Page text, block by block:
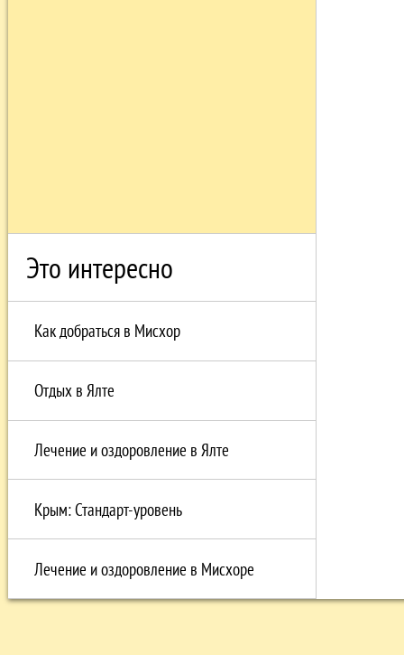
Это интересно
Как добраться в Мисхор
Отдых в Ялте
Лечение и оздоровление в Ялте
Крым: Стандарт-уровень
Лечение и оздоровление в Мисхоре